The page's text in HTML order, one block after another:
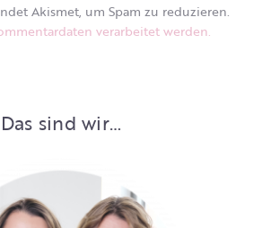
Akismet, um Spam zu reduzieren.
verarbeitet werden.
Das sind wir…